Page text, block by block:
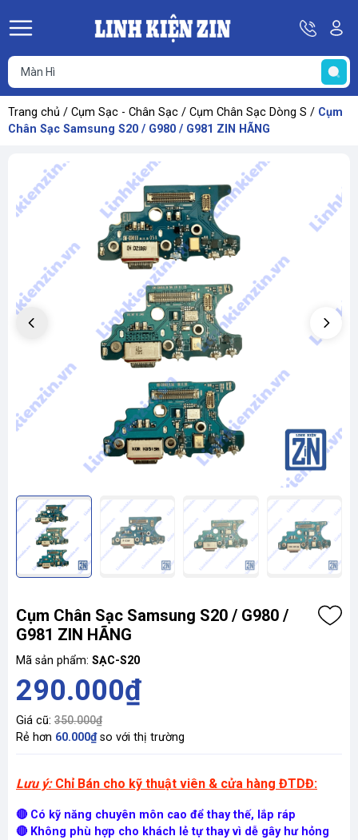
Hotline
08
69
67
68
69
Trang chủ / Cụm Sạc - Chân Sạc / Cụm Chân Sạc Dòng S / Cụm
Chân Sạc Samsung S20 / G980 / G981 ZIN HÃNG
Cụm Chân Sạc Samsung S20 / G980 /
G981 ZIN HÃNG
Mã sản phẩm: SẠC-S20
290.000₫
Giá cũ: 350.000₫
Rẻ hơn 60.000₫so với thị trường
Lưu ý: Chỉ Bán cho kỹ thuật viên & cửa hàng ĐTDĐ:
🔴 Có kỹ năng chuyên môn cao để thay thế, lắp ráp
🔴 Không phù hợp cho khách lẻ tự thay vì dễ gây hư hỏng